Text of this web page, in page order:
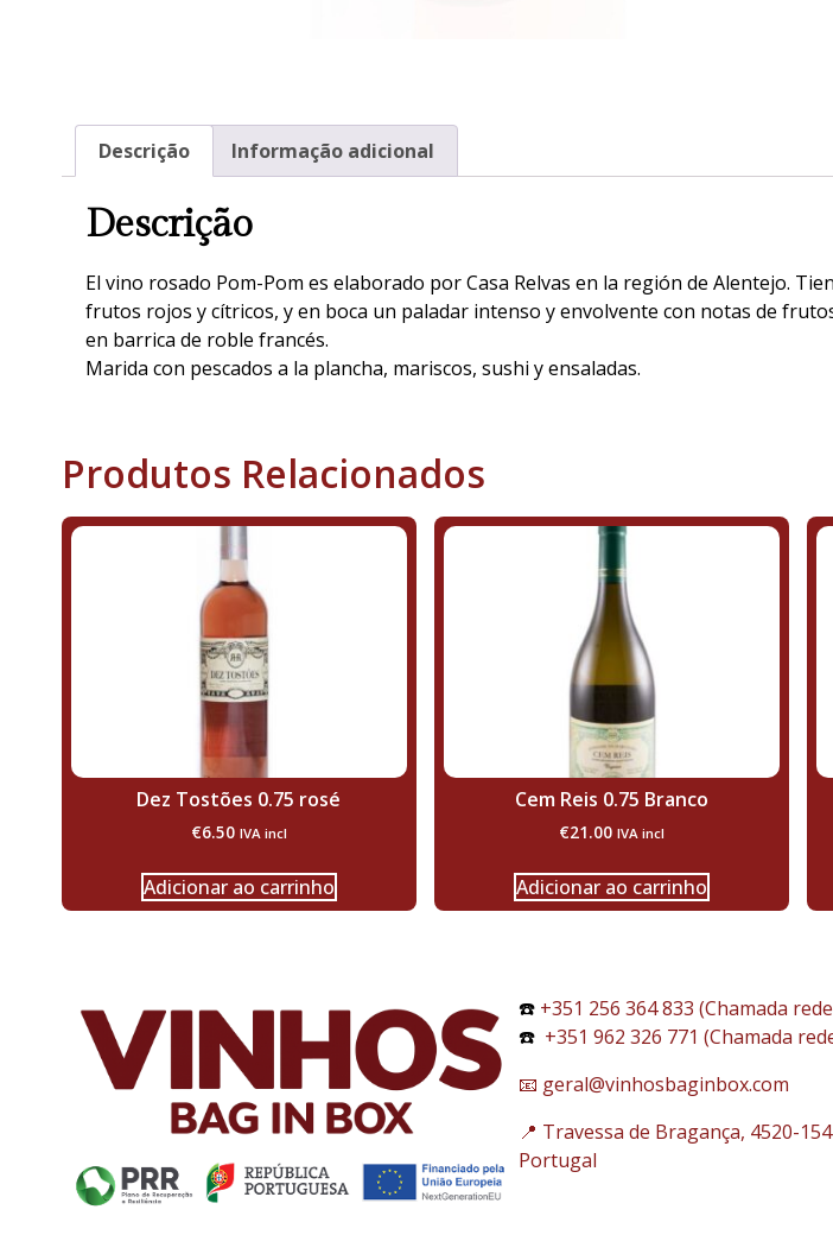
Descrição Informação adicional
Descrição
El vino rosado Pom-Pom es elaborado por Casa Relvas en la región de Alentejo.
frutos rojos y cítricos, y en boca un paladar intenso y envolvente con notas de
en barrica de roble francés.
Marida con pescados a la plancha, mariscos, sushi y ensaladas.
Produtos Relacionados
Dez Tostões 0.75 rosé
€6.50 IVA incl
Adicionar ao carrinho
Cem Reis 0.75 Branco
€21.00 IVA incl
Adicionar ao carrinho
☎️+351 256 364 833 (Chamada
☎️+351 962 326 771 (Chamada
📧 geral@vinhosbaginbox.com
📍 Travessa de Bragança, 4520-
Portugal